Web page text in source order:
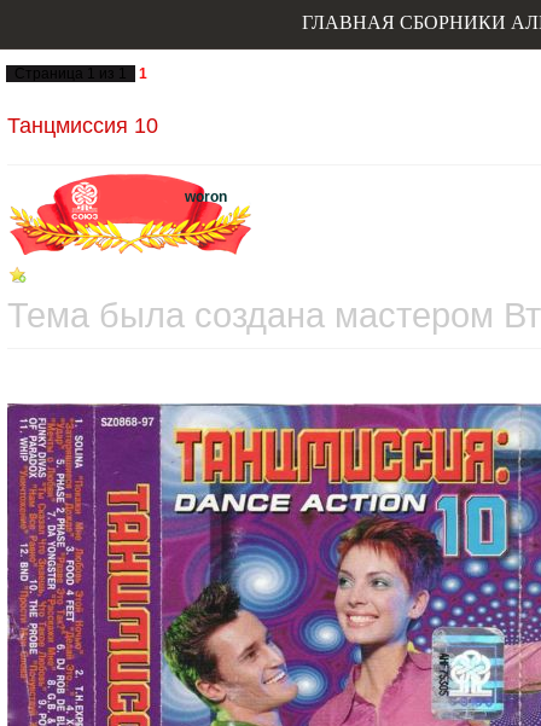
ГЛАВНАЯ СБОРНИКИ
Страница 1 из 1 1
Танцмиссия 10
woron
Тема была создана мастером